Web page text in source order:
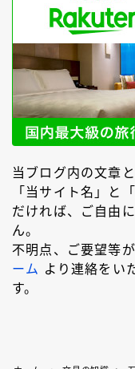
当ブログ内の文章
「当サイト名」と
だければ、ご自由
ん。
不明点、ご要望等
ーム より連絡をい
す。